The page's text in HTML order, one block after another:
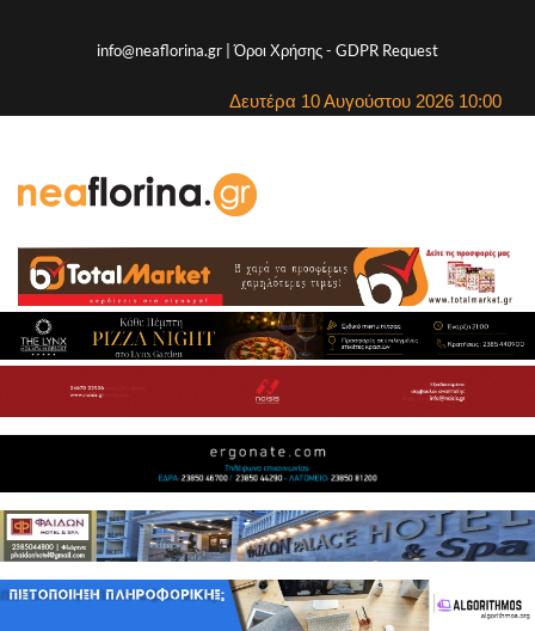
info@neaflorina.gr |Όροι Χρήσης- GDPR Request
Δευτέρα 10 Αυγούστου 2026 10:00